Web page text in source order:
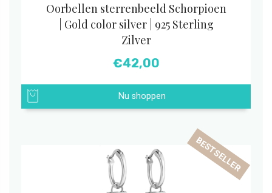
Oorbellen sterrenbeeld Schorpioen
| Gold color silver | 925 Sterling
Zilver
€42,00
Nu shoppen
BESTSELLER